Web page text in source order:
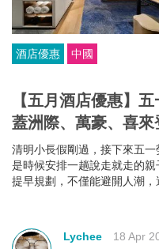
酒店優惠 中國
【五月酒店優惠】
蓋洲際、萬豪、喜來
清明小長假剛過，接下來五一
是時候安排一趟說走就走的
提早規劃，不僅能避開人潮，
案尚未全面上架，但只要掌
康！
Lychee 18 Apr